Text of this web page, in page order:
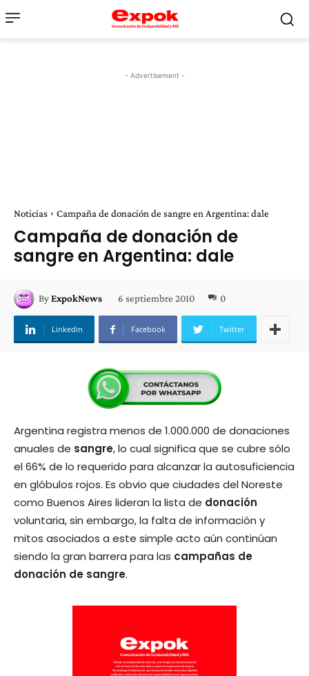
- Advertisement -
Noticias Campaña de donación de sangre en Argentina: dale
Campaña de donación de
sangre en Argentina: dale
ByExpokNews 6 septiembre 2010 0
Linkedin Facebook Twitter
Argentina registra menos de 1.000.000 de donaciones
anuales de sangre, lo cual significa que se cubre sólo
el 66% de lo requerido para alcanzar la autosuficiencia
en glóbulos rojos. Es obvio que ciudades del Noreste
como Buenos Aires lideran la lista de donación
voluntaria, sin embargo, la falta de información y
mitos asociados a este simple acto aún continúan
siendo la gran barrera para las campañas de
donación de sangre.